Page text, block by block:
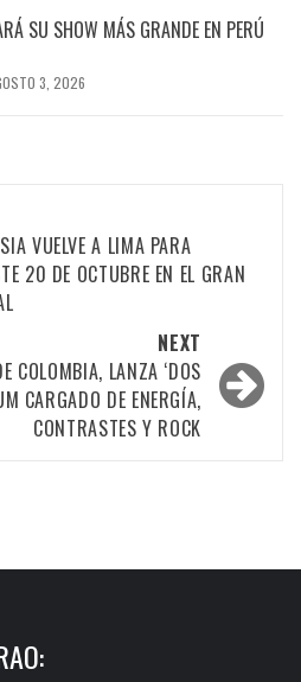
SU SHOW MÁS GRANDE EN PERÚ
3, 2026
VUELVE A LIMA PARA
20 DE OCTUBRE EN EL GRAN
NEXT
COLOMBIA, LANZA ‘DOS
CARGADO DE ENERGÍA,
CONTRASTES Y ROCK